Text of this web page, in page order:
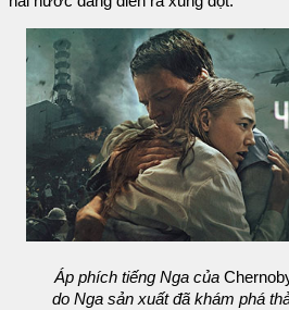
Áp phích tiếng Nga của
do Nga sản xuất đã khám phá